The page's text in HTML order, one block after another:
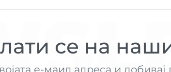
се на
е-маил адреса и